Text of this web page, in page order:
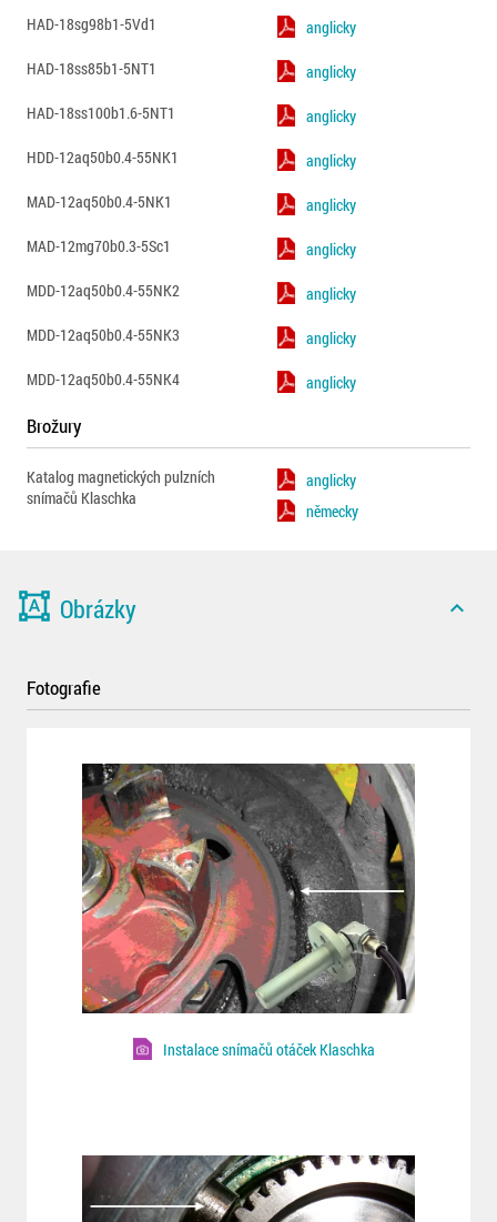
HAD-18sg98b1-5Vd1
anglicky
HAD-18ss85b1-5NT1
anglicky
HAD-18ss100b1.6-5NT1
anglicky
HDD-12aq50b0.4-55NK1
anglicky
MAD-12aq50b0.4-5NK1
anglicky
MAD-12mg70b0.3-5Sc1
anglicky
MDD-12aq50b0.4-55NK2
anglicky
MDD-12aq50b0.4-55NK3
anglicky
MDD-12aq50b0.4-55NK4
anglicky
Brožury
Katalog magnetických pulzních
snímačů Klaschka
anglicky
německy
format_shapes Obrázky expand_less
Fotografie
Instalace snímačů otáček Klaschka